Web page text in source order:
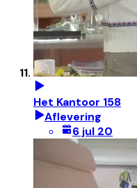
Het Kantoor 158
Aflevering
6 jul 20